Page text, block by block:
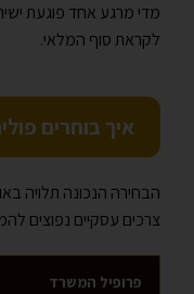
מדי מרגע אחד פוגעת
לקראת סוף המלאי.
איך בוחרים
הבחירה הנכונה תלויה
צרכים עסקיים נפוצים
פרופיל המשרד